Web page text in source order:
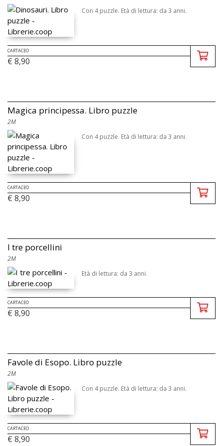
Con 4 puzzle. Età di lettura: da 3 anni.
CARTACEO
€ 8,90
Magica principessa. Libro puzzle
2M
Con 4 puzzle. Età di lettura: da 3 anni.
CARTACEO
€ 8,90
I tre porcellini
2M
Età di lettura: da 3 anni.
CARTACEO
€ 8,90
Favole di Esopo. Libro puzzle
2M
Con 4 puzzle. Età di lettura: da 3 anni.
CARTACEO
€ 8,90